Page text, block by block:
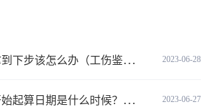
2023-06-28
（工伤鉴定后要是对伤残等级结论不服怎么办）
2023-06-27
时候？缺陷责任终止证书签发的必要条件是什么？